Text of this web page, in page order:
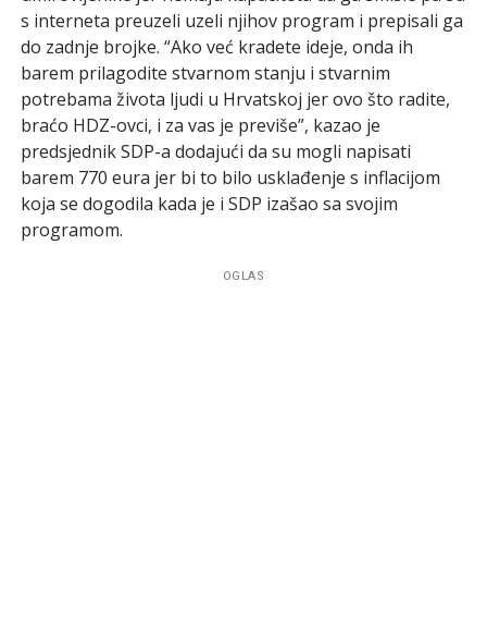
s interneta preuzeli uzeli njihov program i prepisali ga
do zadnje brojke. “Ako već kradete ideje, onda ih
barem prilagodite stvarnom stanju i stvarnim
potrebama života ljudi u Hrvatskoj jer ovo što radite,
braćo HDZ-ovci, i za vas je previše”, kazao je
predsjednik SDP-a dodajući da su mogli napisati
barem 770 eura jer bi to bilo usklađenje s inflacijom
koja se dogodila kada je i SDP izašao sa svojim
programom.
OGLAS